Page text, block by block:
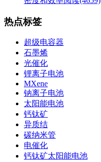
热点标签
超级电容器
石墨烯
光催化
锂离子电池
MXene
钠离子电池
太阳能电池
钙钛矿
异质结
碳纳米管
电催化
钙钛矿太阳能电池